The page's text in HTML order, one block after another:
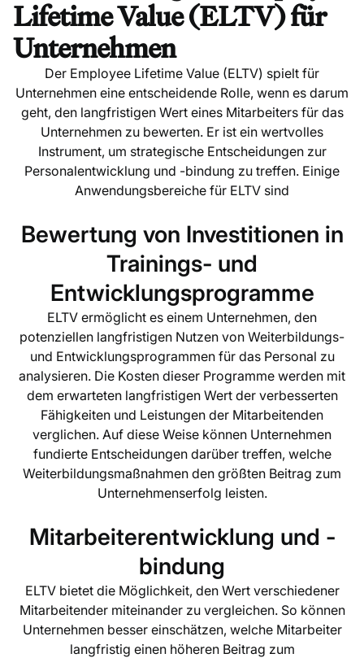
Lifetime Value (ELTV) für
Unternehmen
Der Employee Lifetime Value (ELTV) spielt für
Unternehmen eine entscheidende Rolle, wenn es darum
geht, den langfristigen Wert eines Mitarbeiters für das
Unternehmen zu bewerten. Er ist ein wertvolles
Instrument, um strategische Entscheidungen zur
Personalentwicklung und -bindung zu treffen. Einige
Anwendungsbereiche für ELTV sind
Bewertung von Investitionen in
Trainings- und
Entwicklungsprogramme
ELTV ermöglicht es einem Unternehmen, den
potenziellen langfristigen Nutzen von Weiterbildungs-
und Entwicklungsprogrammen für das Personal zu
analysieren. Die Kosten dieser Programme werden mit
dem erwarteten langfristigen Wert der verbesserten
Fähigkeiten und Leistungen der Mitarbeitenden
verglichen. Auf diese Weise können Unternehmen
fundierte Entscheidungen darüber treffen, welche
Weiterbildungsmaßnahmen den größten Beitrag zum
Unternehmenserfolg leisten.
Mitarbeiterentwicklung und -
bindung
ELTV bietet die Möglichkeit, den Wert verschiedener
Mitarbeitender miteinander zu vergleichen. So können
Unternehmen besser einschätzen, welche Mitarbeiter
langfristig einen höheren Beitrag zum